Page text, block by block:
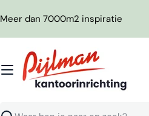
naar
inhoud
Meer dan 7000m2 inspiratie